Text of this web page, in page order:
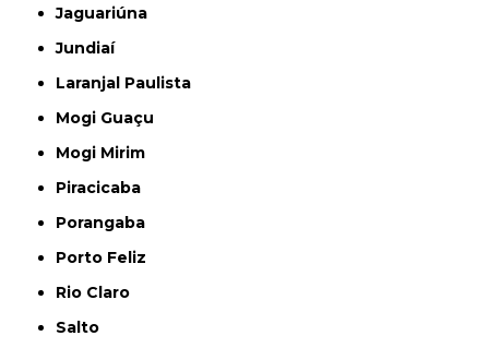
Jaguariúna
Jundiaí
Laranjal Paulista
Mogi Guaçu
Mogi Mirim
Piracicaba
Porangaba
Porto Feliz
Rio Claro
Salto